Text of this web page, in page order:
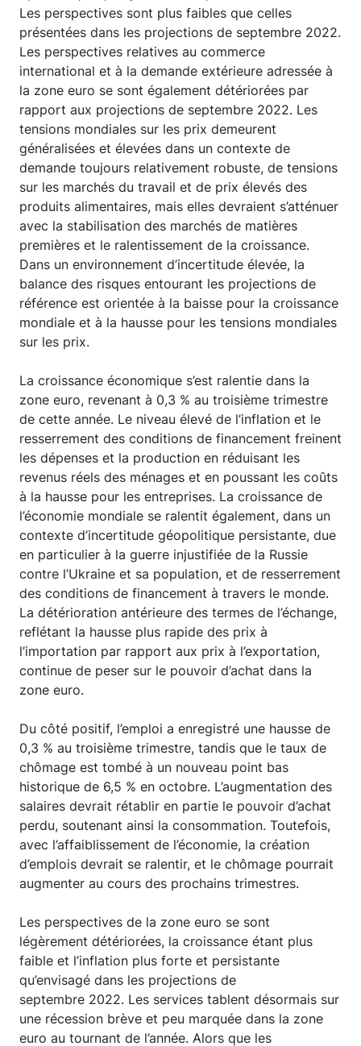
Les perspectives sont plus faibles que celles
présentées dans les projections de septembre 2022.
Les perspectives relatives au commerce
international et à la demande extérieure adressée à
la zone euro se sont également détériorées par
rapport aux projections de septembre 2022. Les
tensions mondiales sur les prix demeurent
généralisées et élevées dans un contexte de
demande toujours relativement robuste, de tensions
sur les marchés du travail et de prix élevés des
produits alimentaires, mais elles devraient s’atténuer
avec la stabilisation des marchés de matières
premières et le ralentissement de la croissance.
Dans un environnement d’incertitude élevée, la
balance des risques entourant les projections de
référence est orientée à la baisse pour la croissance
mondiale et à la hausse pour les tensions mondiales
sur les prix.
La croissance économique s’est ralentie dans la
zone euro, revenant à 0,3 % au troisième trimestre
de cette année. Le niveau élevé de l’inflation et le
resserrement des conditions de financement freinent
les dépenses et la production en réduisant les
revenus réels des ménages et en poussant les coûts
à la hausse pour les entreprises. La croissance de
l’économie mondiale se ralentit également, dans un
contexte d’incertitude géopolitique persistante, due
en particulier à la guerre injustifiée de la Russie
contre l’Ukraine et sa population, et de resserrement
des conditions de financement à travers le monde.
La détérioration antérieure des termes de l’échange,
reflétant la hausse plus rapide des prix à
l’importation par rapport aux prix à l’exportation,
continue de peser sur le pouvoir d’achat dans la
zone euro.
Du côté positif, l’emploi a enregistré une hausse de
0,3 % au troisième trimestre, tandis que le taux de
chômage est tombé à un nouveau point bas
historique de 6,5 % en octobre. L’augmentation des
salaires devrait rétablir en partie le pouvoir d’achat
perdu, soutenant ainsi la consommation. Toutefois,
avec l’affaiblissement de l’économie, la création
d’emplois devrait se ralentir, et le chômage pourrait
augmenter au cours des prochains trimestres.
Les perspectives de la zone euro se sont
légèrement détériorées, la croissance étant plus
faible et l’inflation plus forte et persistante
qu’envisagé dans les projections de
septembre 2022. Les services tablent désormais sur
une récession brève et peu marquée dans la zone
euro au tournant de l’année. Alors que les